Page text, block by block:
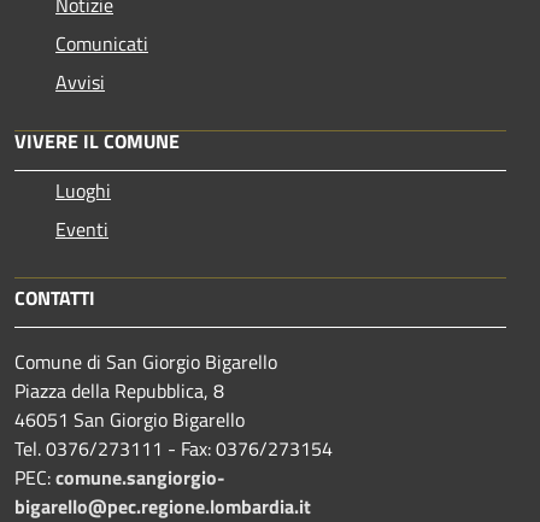
Comunicati
Avvisi
VIVERE IL COMUNE
Luoghi
Eventi
CONTATTI
Comune di San Giorgio Bigarello
Piazza della Repubblica, 8
46051 San Giorgio Bigarello
Tel. 0376/273111 - Fax: 0376/273154
PEC:comune.sangiorgio-
bigarello@pec.regione.lombardia.it